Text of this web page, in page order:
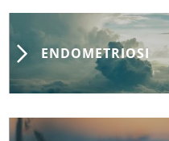
ENDOMETRIOSI